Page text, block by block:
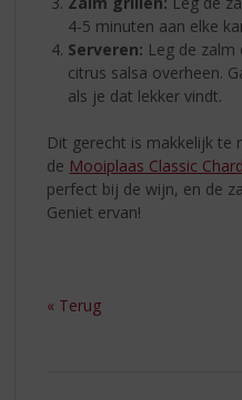
4-5 minuten aan elke
Serveren: Leg de
citrus salsa overheen.
als je dat lekker vindt.
Dit gerecht is makkelijk te
de Mooiplaas Classic
perfect bij de wijn, en de
Geniet ervan!
« Terug